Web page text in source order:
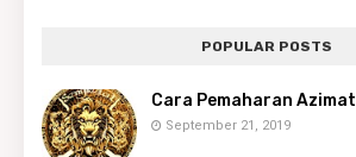
POPULAR POSTS
Cara Pemaharan Azimat
September 21, 2019